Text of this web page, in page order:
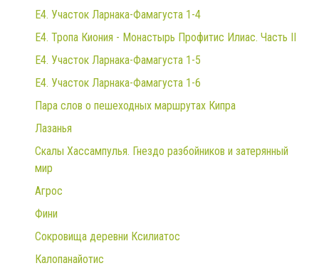
E4. Участок Ларнака-Фамагуста 1-4
E4. Тропа Киония - Монастырь Профитис Илиас. Часть II
E4. Участок Ларнака-Фамагуста 1-5
E4. Участок Ларнака-Фамагуста 1-6
Пара слов о пешеходных маршрутах Кипра
Лазанья
Скалы Хассампулья. Гнездо разбойников и затерянный
мир
Агрос
Фини
Сокровища деревни Ксилиатос
Калопанайотис